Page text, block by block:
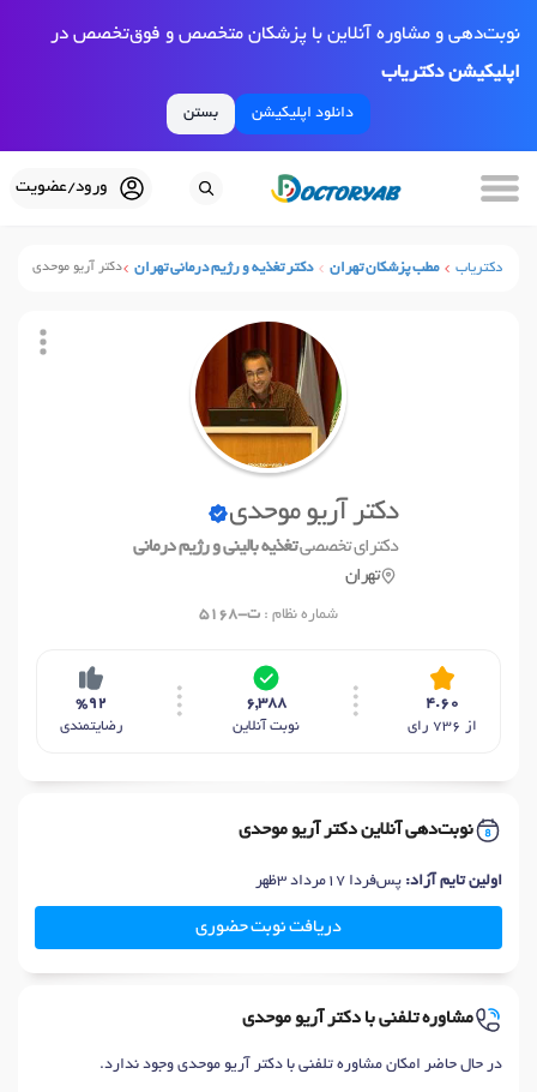
نوبت‌دهی و مشاوره آنلاین با پزشکان متخصص و فوق‌تخصص در
اپلیکیشن دکتریاب
دانلود اپلیکیشن بستن
ورود/عضویت
دکتریاب مطب پزشکان تهران دکتر تغذیه و رژیم درمانی تهران دکتر آریو موحدی
دکتر آریو موحدی
دکترای تخصصیتغذیه بالینی و رژیم درمانی
تهران
شماره نظام : ت-5168
4.60
از 736 رای
6,388
نوبت آنلاین
%92
رضایتمندی
نوبت‌دهی آنلاین دکتر آریو موحدی
اولین تایم آزاد: پس‌فردا 17مرداد 3ظهر
دریافت نوبت حضوری
مشاوره تلفنی با دکتر آریو موحدی
در حال حاضر امکان مشاوره تلفنی با دکتر آریو موحدی وجود ندارد.